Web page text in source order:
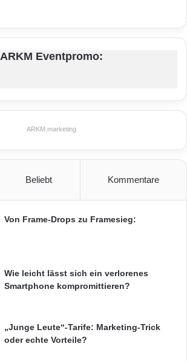
ARKM Eventpromo:
ARKM.marketing
Beliebt Kommentare
Von Frame-Drops zu Framesieg:
Wie leicht lässt sich ein verlorenes
Smartphone kompromittieren?
„Junge Leute“-Tarife: Marketing-Trick
oder echte Vorteile?